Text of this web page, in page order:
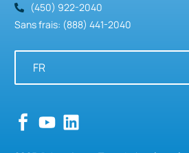
(450) 922-2040
Sans frais: (888) 441-2040
FR